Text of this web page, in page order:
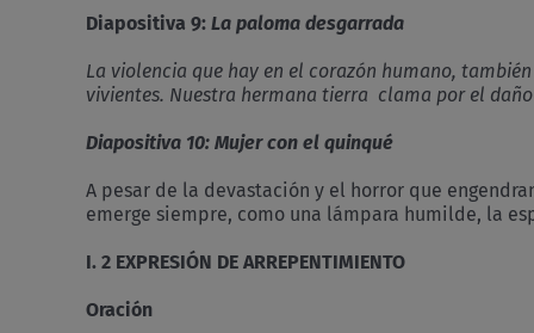
Diapositiva 9: La paloma desgarrada
La violencia que hay en el corazón humano,
vivientes. Nuestra hermana tierra clama por el
Diapositiva 10: Mujer con el quinqué
A pesar de la devastación y el horror que
emerge siempre, como una lámpara humilde, la
I. 2 EXPRESIÓN DE ARREPENTIMIENTO
Oración